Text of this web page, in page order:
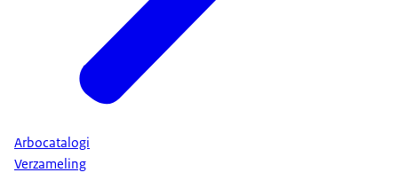
Arbocatalogi
Verzameling